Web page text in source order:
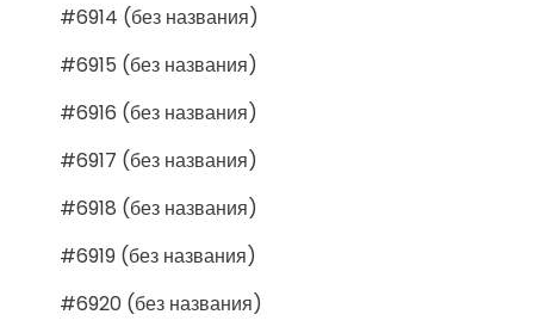
#6914 (без названия)
#6915 (без названия)
#6916 (без названия)
#6917 (без названия)
#6918 (без названия)
#6919 (без названия)
#6920 (без названия)